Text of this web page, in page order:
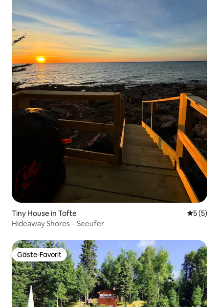
Tiny House in Tofte
5 (5)
Hideaway Shores – Seeufer
Gäste-Favorit
Gäste-Favorit